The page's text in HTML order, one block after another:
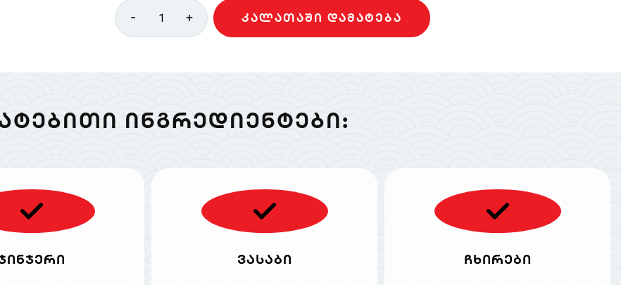
- 1 + ᲙᲐᲚᲐᲗᲐᲨᲘ ᲓᲐᲛᲐᲢᲔᲑᲐ
ᲘᲜᲒᲠᲔᲓᲘᲔᲜᲢᲔᲑᲘ:
ვასაბი ჩხირები